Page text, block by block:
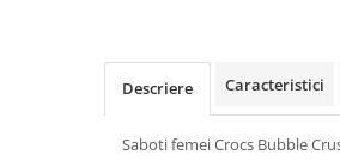
Descriere Caracteristici
Saboti femei Crocs Bubble